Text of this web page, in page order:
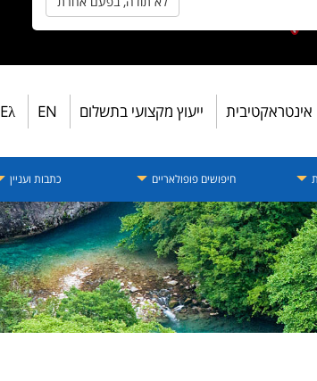
ייעוץ מקצועי בתשלום EN
Eλ
חיפושים פופולאריים כתבות ועניין